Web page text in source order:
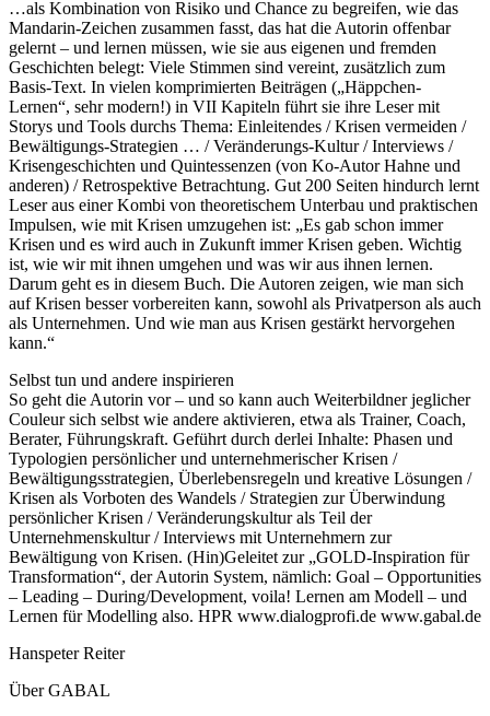
…als Kombination von Risiko und Chance zu begreifen, wie das
Mandarin-Zeichen zusammen fasst, das hat die Autorin offenbar
gelernt – und lernen müssen, wie sie aus eigenen und fremden
Geschichten belegt: Viele Stimmen sind vereint, zusätzlich zum
Basis-Text. In vielen komprimierten Beiträgen („Häppchen-
Lernen“, sehr modern!) in VII Kapiteln führt sie ihre Leser mit
Storys und Tools durchs Thema: Einleitendes / Krisen vermeiden /
Bewältigungs-Strategien … / Veränderungs-Kultur / Interviews /
Krisengeschichten und Quintessenzen (von Ko-Autor Hahne und
anderen) / Retrospektive Betrachtung. Gut 200 Seiten hindurch lernt
Leser aus einer Kombi von theoretischem Unterbau und praktischen
Impulsen, wie mit Krisen umzugehen ist: „Es gab schon immer
Krisen und es wird auch in Zukunft immer Krisen geben. Wichtig
ist, wie wir mit ihnen umgehen und was wir aus ihnen lernen.
Darum geht es in diesem Buch. Die Autoren zeigen, wie man sich
auf Krisen besser vorbereiten kann, sowohl als Privatperson als auch
als Unternehmen. Und wie man aus Krisen gestärkt hervorgehen
kann.“
Selbst tun und andere inspirieren
So geht die Autorin vor – und so kann auch Weiterbildner jeglicher
Couleur sich selbst wie andere aktivieren, etwa als Trainer, Coach,
Berater, Führungskraft. Geführt durch derlei Inhalte: Phasen und
Typologien persönlicher und unternehmerischer Krisen /
Bewältigungsstrategien, Überlebensregeln und kreative Lösungen /
Krisen als Vorboten des Wandels / Strategien zur Überwindung
persönlicher Krisen / Veränderungskultur als Teil der
Unternehmenskultur / Interviews mit Unternehmern zur
Bewältigung von Krisen. (Hin)Geleitet zur „GOLD-Inspiration für
Transformation“, der Autorin System, nämlich: Goal – Opportunities
– Leading – During/Development, voila! Lernen am Modell – und
Lernen für Modelling also. HPR www.dialogprofi.de www.gabal.de
Hanspeter Reiter
Über GABAL